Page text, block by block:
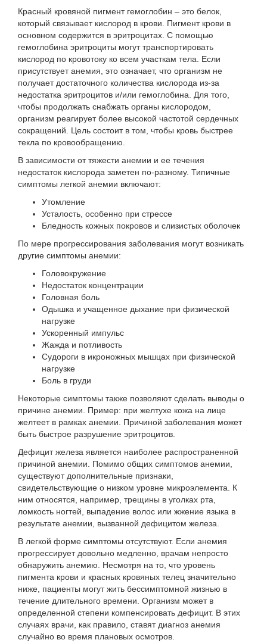
Красный кровяной пигмент гемоглобин – это белок,
который связывает кислород в крови. Пигмент крови в
основном содержится в эритроцитах. С помощью
гемоглобина эритроциты могут транспортировать
кислород по кровотоку ко всем участкам тела. Если
присутствует анемия, это означает, что организм не
получает достаточного количества кислорода из-за
недостатка эритроцитов и/или гемоглобина. Для того,
чтобы продолжать снабжать органы кислородом,
организм реагирует более высокой частотой сердечных
сокращений. Цель состоит в том, чтобы кровь быстрее
текла по кровообращению.
В зависимости от тяжести анемии и ее течения
недостаток кислорода заметен по-разному. Типичные
симптомы легкой анемии включают:
Утомление
Усталость, особенно при стрессе
Бледность кожных покровов и слизистых оболочек
По мере прогрессирования заболевания могут возникать
другие симптомы анемии:
Головокружение
Недостаток концентрации
Головная боль
Одышка и учащенное дыхание при физической
нагрузке
Ускоренный импульс
Жажда и потливость
Судороги в икроножных мышцах при физической
нагрузке
Боль в груди
Некоторые симптомы также позволяют сделать выводы о
причине анемии. Пример: при желтухе кожа на лице
желтеет в рамках анемии. Причиной заболевания может
быть быстрое разрушение эритроцитов.
Дефицит железа является наиболее распространенной
причиной анемии. Помимо общих симптомов анемии,
существуют дополнительные признаки,
свидетельствующие о низком уровне микроэлемента. К
ним относятся, например, трещины в уголках рта,
ломкость ногтей, выпадение волос или жжение языка в
результате анемии, вызванной дефицитом железа.
В легкой форме симптомы отсутствуют. Если анемия
прогрессирует довольно медленно, врачам непросто
обнаружить анемию. Несмотря на то, что уровень
пигмента крови и красных кровяных телец значительно
ниже, пациенты могут жить бессимптомной жизнью в
течение длительного времени. Организм может в
определенной степени компенсировать дефицит. В этих
случаях врачи, как правило, ставят диагноз анемия
случайно во время плановых осмотров.